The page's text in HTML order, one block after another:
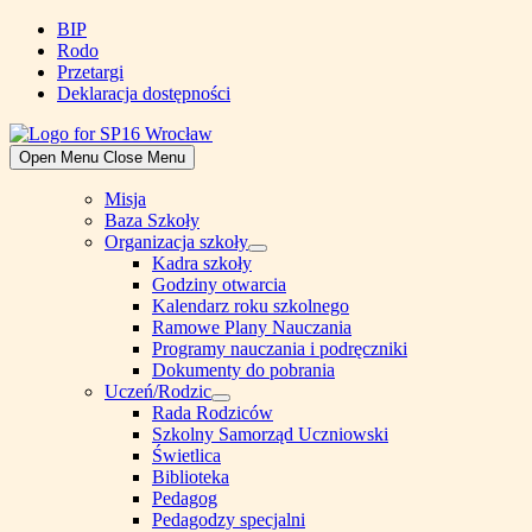
Skip
content
BIP
Rodo
Przetargi
Deklaracja dostępności
Open Menu Close Menu
Misja
Baza Szkoły
Organizacja szkoły
Show
sub
menu
Kadra szkoły
Godziny otwarcia
Kalendarz roku szkolnego
Ramowe Plany Nauczania
Programy nauczania i podręczniki
Dokumenty do pobrania
Uczeń/Rodzic
Show
sub
menu
Rada Rodziców
Szkolny Samorząd Uczniowski
Świetlica
Biblioteka
Pedagog
Pedagodzy specjalni